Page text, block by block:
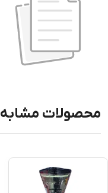
محصولات مشابه